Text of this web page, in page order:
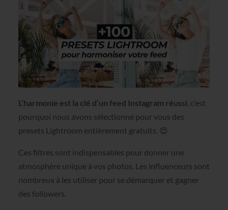
L’harmonie est la clé d’un feed Instagram réussi, c’est
pourquoi nous avons sélectionné pour vous des
presets Lightroom entièrement gratuits. 😍
Ces filtres sont indispensables pour donner une
atmosphère unique à vos photos. Les influenceurs sont
nombreux à les utiliser pour se démarquer et gagner
des followers.